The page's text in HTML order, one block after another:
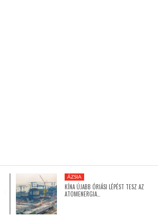
GLOBOTV BP
ÁZSIA
KÍNA ÚJABB ÓRIÁSI LÉPÉST TESZ AZ
ATOMENERGIA…